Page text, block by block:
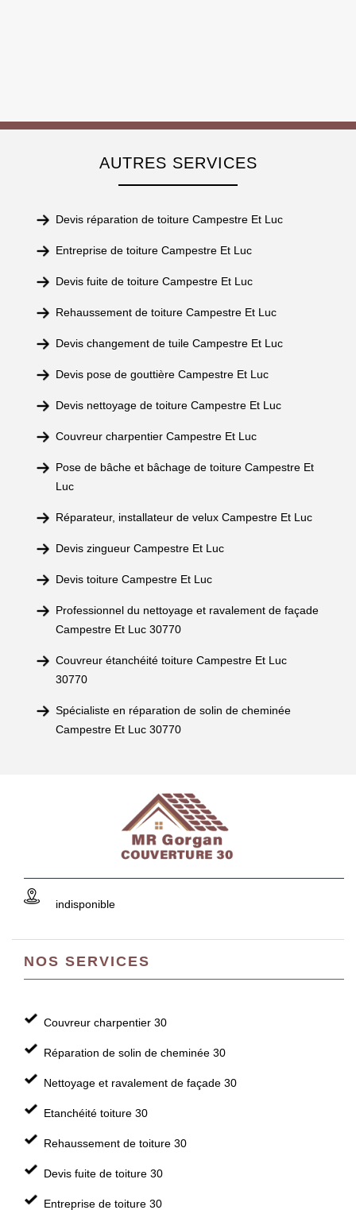
AUTRES SERVICES
Devis réparation de toiture Campestre Et Luc
Entreprise de toiture Campestre Et Luc
Devis fuite de toiture Campestre Et Luc
Rehaussement de toiture Campestre Et Luc
Devis changement de tuile Campestre Et Luc
Devis pose de gouttière Campestre Et Luc
Devis nettoyage de toiture Campestre Et Luc
Couvreur charpentier Campestre Et Luc
Pose de bâche et bâchage de toiture Campestre Et
Luc
Réparateur, installateur de velux Campestre Et Luc
Devis zingueur Campestre Et Luc
Devis toiture Campestre Et Luc
Professionnel du nettoyage et ravalement de façade
Campestre Et Luc 30770
Couvreur étanchéité toiture Campestre Et Luc
30770
Spécialiste en réparation de solin de cheminée
Campestre Et Luc 30770
indisponible
NOS SERVICES
Couvreur charpentier 30
Réparation de solin de cheminée 30
Nettoyage et ravalement de façade 30
Etanchéité toiture 30
Rehaussement de toiture 30
Devis fuite de toiture 30
Entreprise de toiture 30